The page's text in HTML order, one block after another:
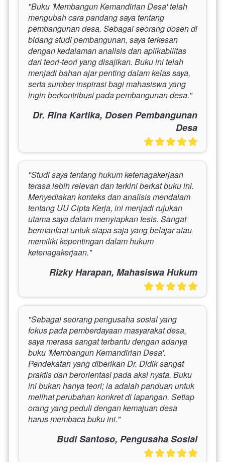
"Buku 'Membangun Kemandirian Desa' telah
mengubah cara pandang saya tentang
pembangunan desa. Sebagai seorang dosen di
bidang studi pembangunan, saya terkesan
dengan kedalaman analisis dan aplikabilitas
dari teori-teori yang disajikan. Buku ini telah
menjadi bahan ajar penting dalam kelas saya,
serta sumber inspirasi bagi mahasiswa yang
ingin berkontribusi pada pembangunan desa."
Dr. Rina Kartika, Dosen Pembangunan
Desa
"Studi saya tentang hukum ketenagakerjaan
terasa lebih relevan dan terkini berkat buku ini.
Menyediakan konteks dan analisis mendalam
tentang UU Cipta Kerja, ini menjadi rujukan
utama saya dalam menyiapkan tesis. Sangat
bermanfaat untuk siapa saja yang belajar atau
memiliki kepentingan dalam hukum
ketenagakerjaan."
Rizky Harapan, Mahasiswa Hukum
"Sebagai seorang pengusaha sosial yang
fokus pada pemberdayaan masyarakat desa,
saya merasa sangat terbantu dengan adanya
buku 'Membangun Kemandirian Desa'.
Pendekatan yang diberikan Dr. Didik sangat
praktis dan berorientasi pada aksi nyata. Buku
ini bukan hanya teori; ia adalah panduan untuk
melihat perubahan konkret di lapangan. Setiap
orang yang peduli dengan kemajuan desa
harus membaca buku ini."
Budi Santoso, Pengusaha Sosial